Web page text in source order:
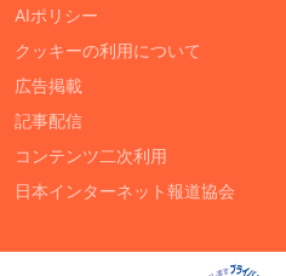
AIポリシー
クッキーの利用について
広告掲載
記事配信
コンテンツ二次利用
日本インターネット報道協会